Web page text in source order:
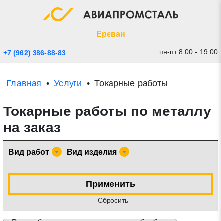
Ереван
+7 (962) 386-88-83 пн-пт 8:00 - 19:00
Главная Услуги Токарные работы
Токарные работы по металлу
на заказ
Вид работ Вид изделия
Применить
Cбросить
Экспресс заявка
Прикрепить файл (до 20 mb)
Отправить заявку